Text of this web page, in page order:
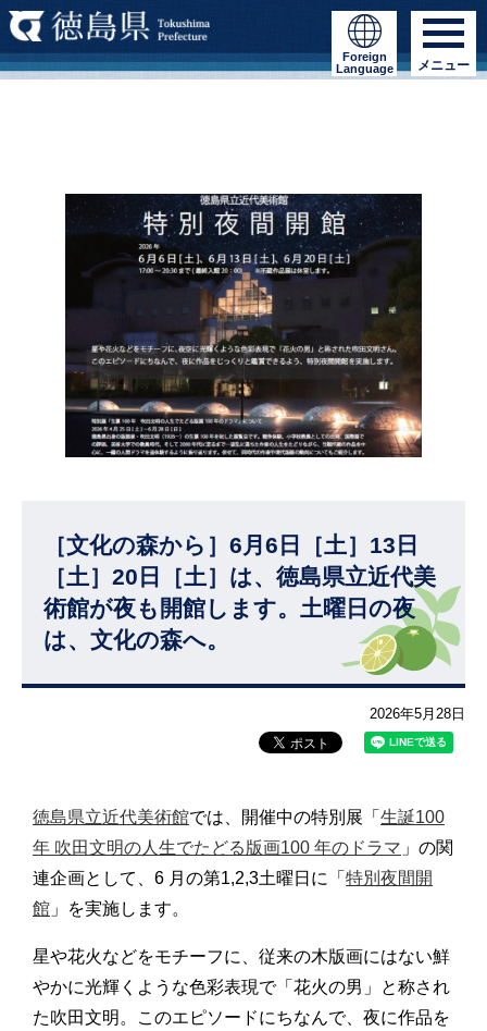
Foreign
Language
メニュー
［文化の森から］6月6日［土］13日
［土］20日［土］は、徳島県立近代美
術館が夜も開館します。土曜日の夜
は、文化の森へ。
2026年5月28日
徳島県立近代美術館では、開催中の特別展「 生誕100
年 吹田文明の人生でたどる版画100 年のドラマ 」の関
連企画として、6 月の第1,2,3土曜日に「 特別夜間開
館 」を実施します。
星や花火などをモチーフに、従来の木版画にはない鮮
やかに光輝くような色彩表現で「花火の男」と称され
た吹田文明。このエピソードにちなんで、夜に作品を